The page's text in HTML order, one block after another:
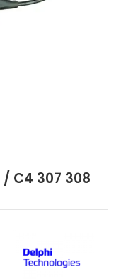
/ C4 307 308